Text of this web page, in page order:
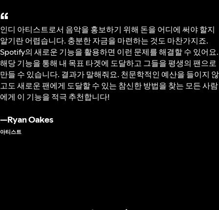
“
인디 아티스트로서 음악을 홍보하기 위해 돈을 어디에 써야 할지
알기란 어렵습니다. 충분한 자금을 마련하는 것도 마찬가지죠.
Spotify의 새로운 기능을 활용하면 이런 문제를 해결할 수 있어요.
해당 기능을 통해 내 목표 타겟에 도달하고 그들을 평생의 팬으로
만들 수 있습니다. 결과가 말해줘요. 천문학적인 예산을 들이지 않
고도 새로운 팬에게 도달할 수 있는 참신한 방법을 찾는 모든 사람
에게 이 기능을 적극 추천합니다!
—Ryan Oakes
아티스트